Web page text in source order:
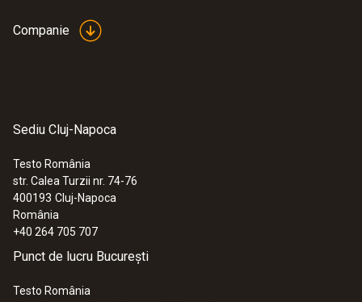
:0560 6351
testo 635-1 - Instrument pentru
măsurarea umidităţii şi a temperaturii -
2.246,97 RON
Companie
Sediu Cluj-Napoca
Testo România
str. Calea Turzii nr. 74-76
400193 Cluj-Napoca
România
+40 264 705 707
Punct de lucru București
Testo România